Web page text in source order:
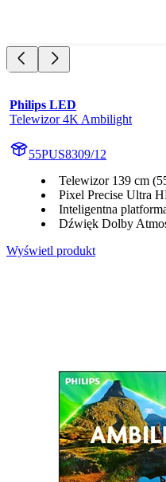
Philips LED
Telewizor 4K Ambilight
55PUS8309/12
Telewizor 139 cm
Pixel Precise Ultra
Inteligentna
Dźwięk Dolby
Wyświetl produkt